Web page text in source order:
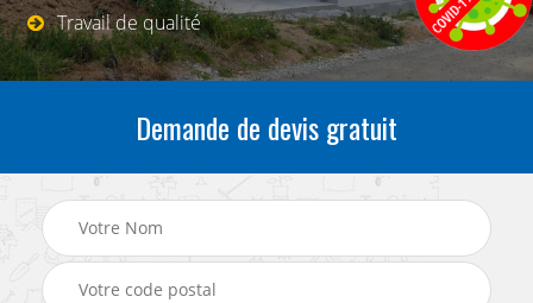
Travail de qualité
Demande de devis gratuit